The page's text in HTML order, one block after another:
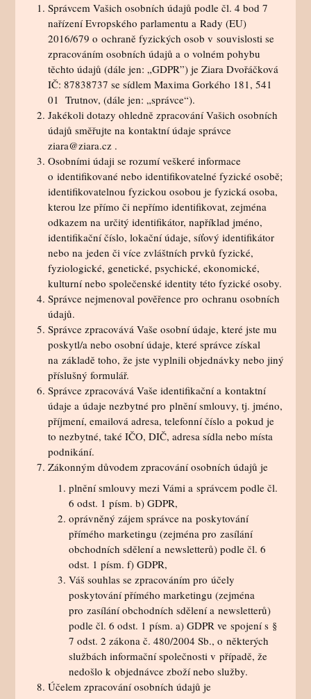
Správcem Vašich osobních údajů podle čl. 4 bod 7
nařízení Evropského parlamentu a Rady (EU)
2016/679 o ochraně fyzických osob v souvislosti se
zpracováním osobních údajů a o volném pohybu
těchto údajů (dále jen: „GDPR”) je Ziara Dvořáčková
IČ: 87838737 se sídlem Maxima Gorkého 181, 541
01 Trutnov, (dále jen: „správce“).
Jakékoli dotazy ohledně zpracování Vašich osobních
údajů směřujte na kontaktní údaje správce
ziara@ziara.cz .
Osobními údaji se rozumí veškeré informace
o identifikované nebo identifikovatelné fyzické osobě;
identifikovatelnou fyzickou osobou je fyzická osoba,
kterou lze přímo či nepřímo identifikovat, zejména
odkazem na určitý identifikátor, například jméno,
identifikační číslo, lokační údaje, síťový identifikátor
nebo na jeden či více zvláštních prvků fyzické,
fyziologické, genetické, psychické, ekonomické,
kulturní nebo společenské identity této fyzické osoby.
Správce nejmenoval pověřence pro ochranu osobních
údajů.
Správce zpracovává Vaše osobní údaje, které jste mu
poskytl/a nebo osobní údaje, které správce získal
na základě toho, že jste vyplnili objednávky nebo jiný
příslušný formulář.
Správce zpracovává Vaše identifikační a kontaktní
údaje a údaje nezbytné pro plnění smlouvy, tj. jméno,
příjmení, emailová adresa, telefonní číslo a pokud je
to nezbytné, také IČO, DIČ, adresa sídla nebo místa
podnikání.
Zákonným důvodem zpracování osobních údajů je
plnění smlouvy mezi Vámi a správcem podle čl.
6 odst. 1 písm. b) GDPR,
oprávněný zájem správce na poskytování
přímého marketingu (zejména pro zasílání
obchodních sdělení a newsletterů) podle čl. 6
odst. 1 písm. f) GDPR,
Váš souhlas se zpracováním pro účely
poskytování přímého marketingu (zejména
pro zasílání obchodních sdělení a newsletterů)
podle čl. 6 odst. 1 písm. a) GDPR ve spojení s §
7 odst. 2 zákona č. 480/2004 Sb., o některých
službách informační společnosti v případě, že
nedošlo k objednávce zboží nebo služby.
Účelem zpracování osobních údajů je